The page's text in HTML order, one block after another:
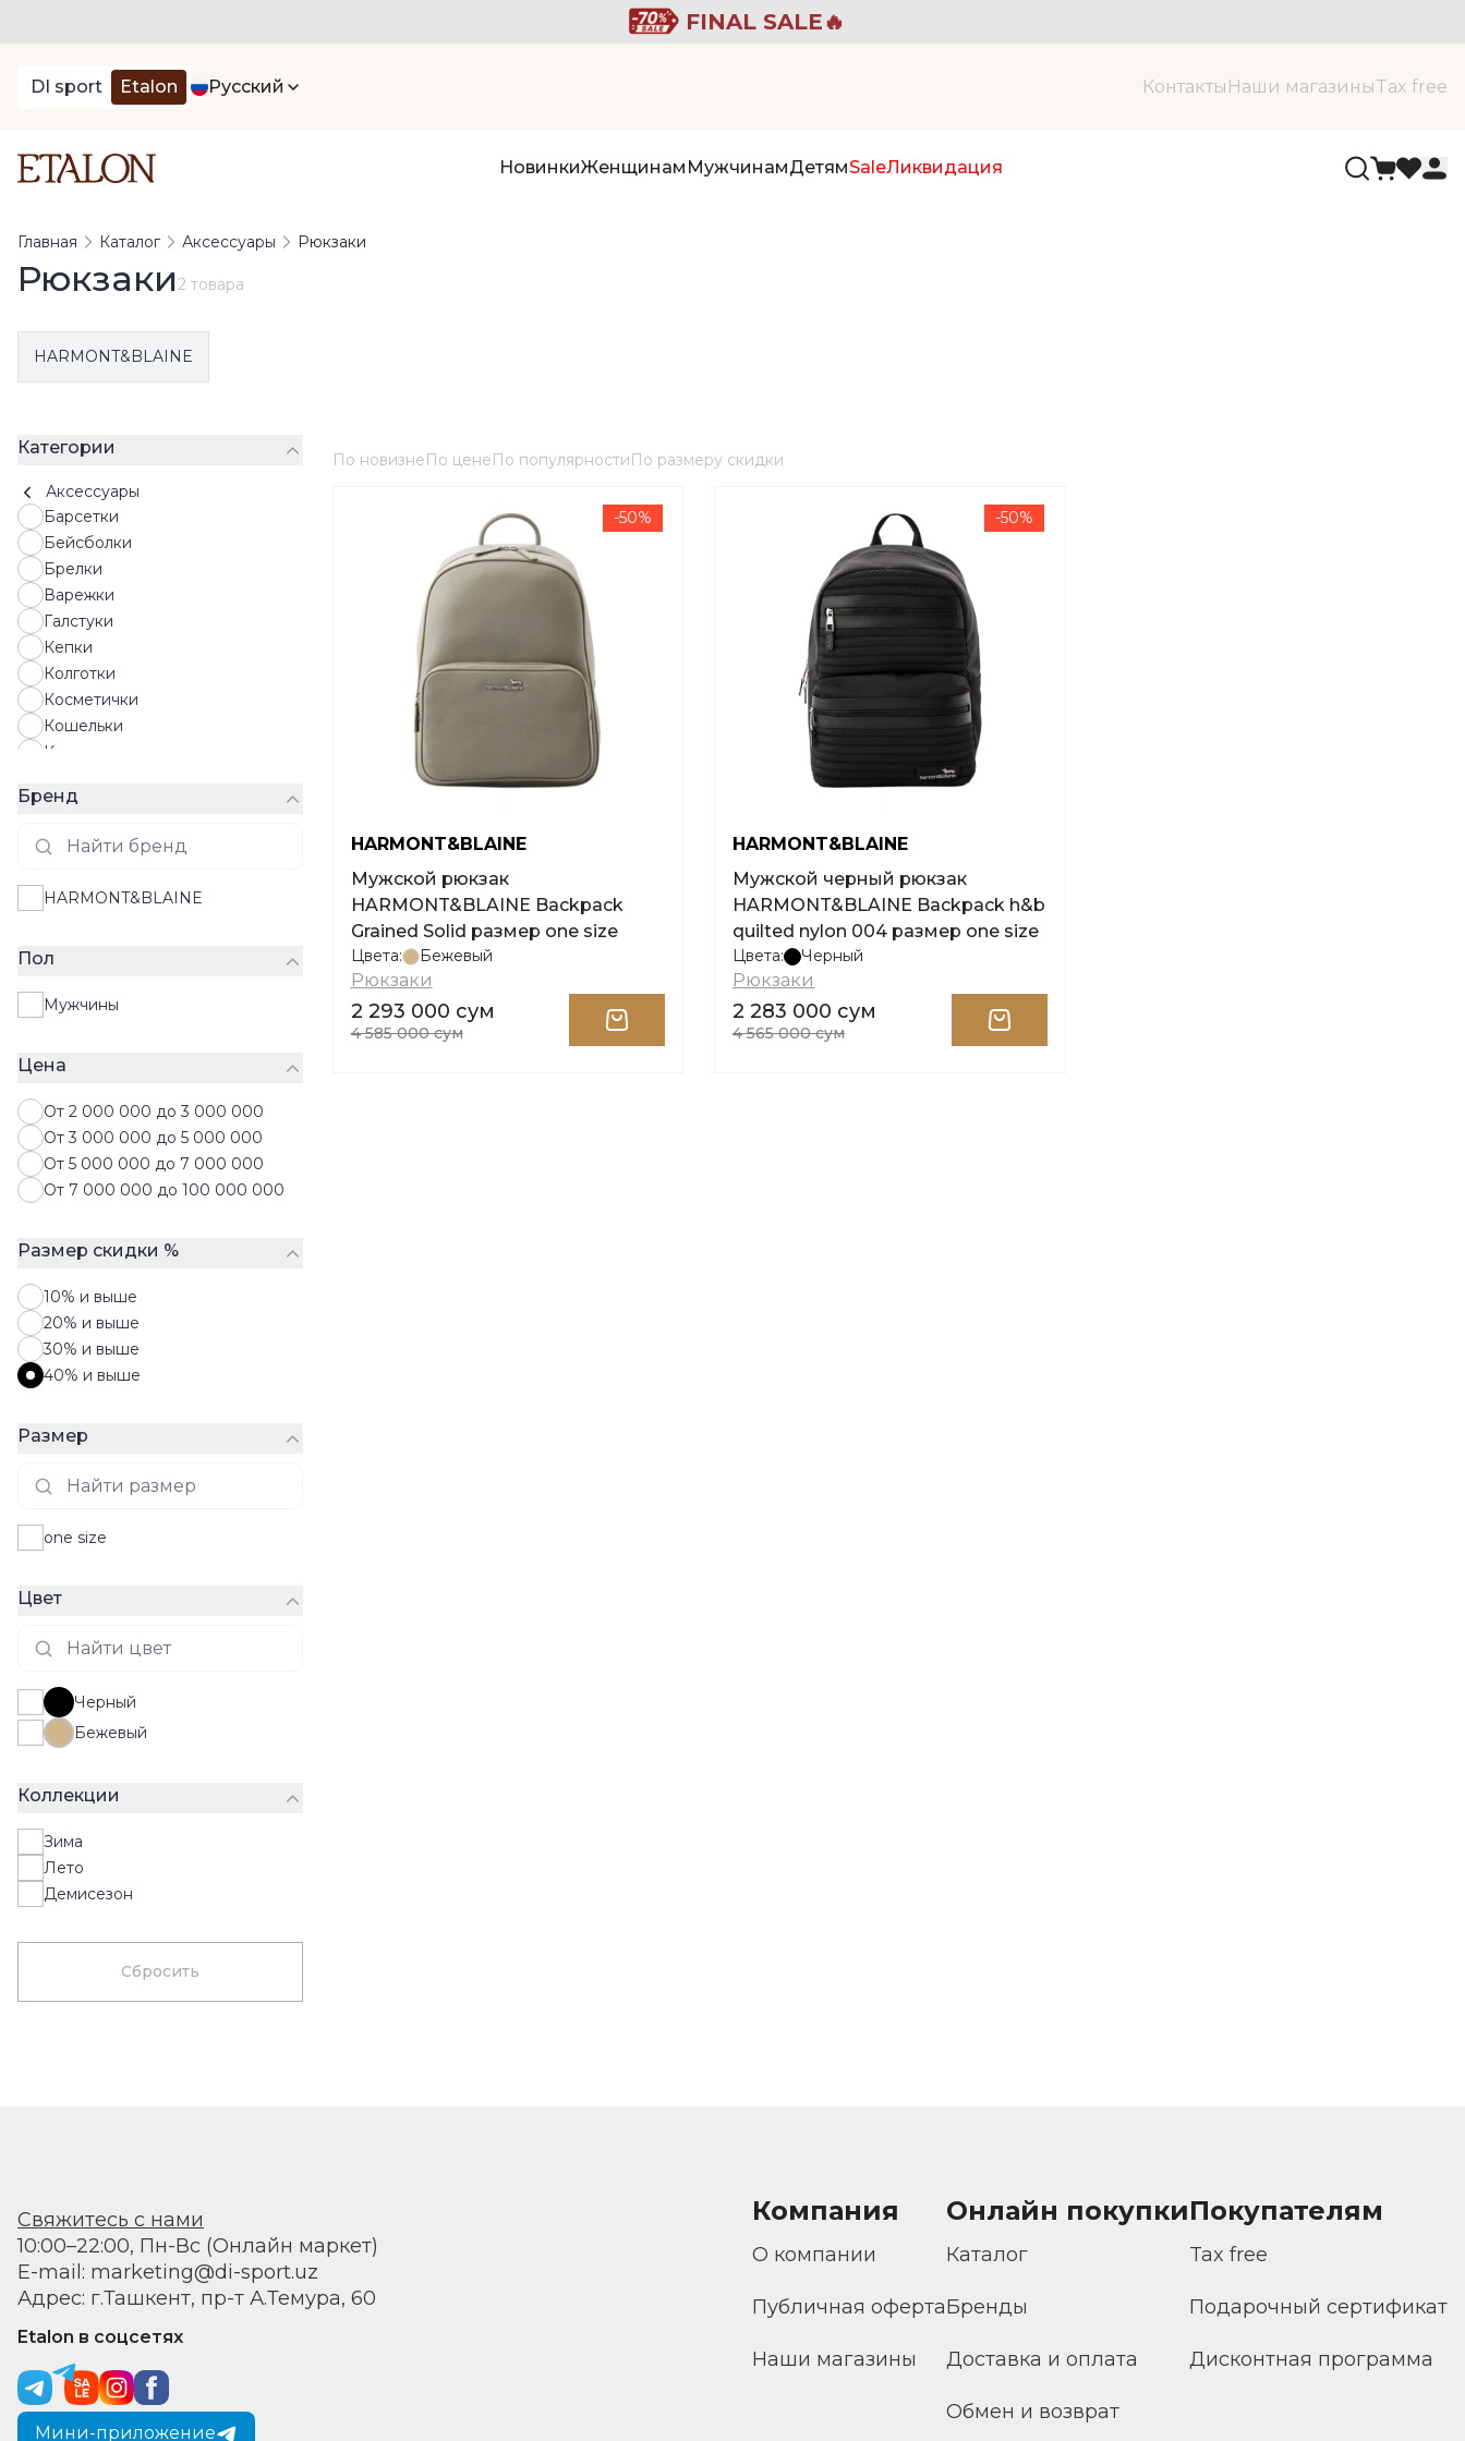
FINAL SALE🔥
DI sport Etalon Русский Контакты Наши магазиныTax free
НовинкиЖенщинам МужчинамДетямSaleЛиквидация
Главная Каталог Аксессуары Рюкзаки
Рюкзаки2 товара
HARMONT&BLAINE
Категории
Аксессуары
Барсетки
Бейсболки
Брелки
Варежки
Галстуки
Кепки
Колготки
Косметички
Кошельки
Картхолдеры
Солнцезащитные очки
Парфюмы
Платки
Ремни
Средства по уходу за обувью
Чемоданы
Шапки
Шарфы
Шляпы
Запонки
Бренд
HARMONT&BLAINE
Пол
Мужчины
Цена
От 2 000 000 до 3 000 000
От 3 000 000 до 5 000 000
От 5 000 000 до 7 000 000
От 7 000 000 до 100 000 000
Размер скидки %
10% и выше
20% и выше
30% и выше
40% и выше
Размер
one size
Цвет
Черный
Бежевый
Коллекции
Зима
Лето
Демисезон
Сбросить
По новизнеПо ценеПо популярностиПо размеру скидки
-50%
HARMONT&BLAINE
Мужской рюкзак
HARMONT&BLAINE Backpack
Grained Solid размер one size
Цвета: Бежевый
Рюкзаки
2 293 000 сум
4 585 000 сум
-50%
HARMONT&BLAINE
Мужской черный рюкзак
HARMONT&BLAINE Backpack h&b
quilted nylon 004 размер one size
Цвета: Черный
Рюкзаки
2 283 000 сум
4 565 000 сум
Свяжитесь с нами
10:00–22:00, Пн-Вс (Онлайн маркет)
E-mail: marketing@di-sport.uz
Адрес: г.Ташкент, пр-т А.Темура, 60
Etalon в соцсетях
Мини-приложение
Компания
О компании
Публичная оферта
Наши магазины
Онлайн покупки
Каталог
Бренды
Доставка и оплата
Обмен и возврат
Покупателям
Tax free
Подарочный сертификат
Дисконтная программа